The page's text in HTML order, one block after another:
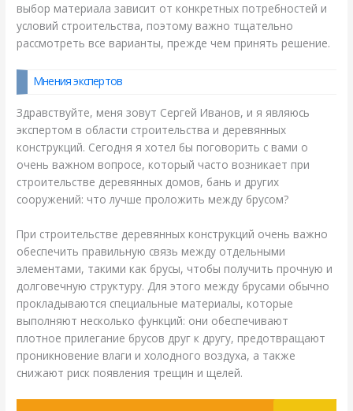
выбор материала зависит от конкретных потребностей и
условий строительства, поэтому важно тщательно
рассмотреть все варианты, прежде чем принять решение.
Мнения экспертов
Здравствуйте, меня зовут Сергей Иванов, и я являюсь
экспертом в области строительства и деревянных
конструкций. Сегодня я хотел бы поговорить с вами о
очень важном вопросе, который часто возникает при
строительстве деревянных домов, бань и других
сооружений: что лучше проложить между брусом?
При строительстве деревянных конструкций очень важно
обеспечить правильную связь между отдельными
элементами, такими как брусы, чтобы получить прочную и
долговечную структуру. Для этого между брусами обычно
прокладываются специальные материалы, которые
выполняют несколько функций: они обеспечивают
плотное прилегание брусов друг к другу, предотвращают
проникновение влаги и холодного воздуха, а также
снижают риск появления трещин и щелей.